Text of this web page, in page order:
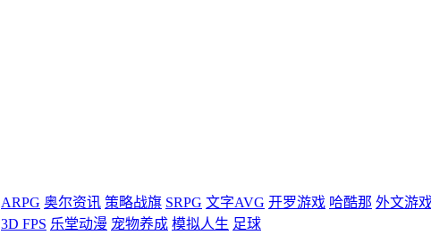
ARPG 奥尔资讯 策略战旗 SRPG 文字AVG 开罗游戏 哈酷那 外文游
3D FPS 乐堂动漫 宠物养成 模拟人生 足球